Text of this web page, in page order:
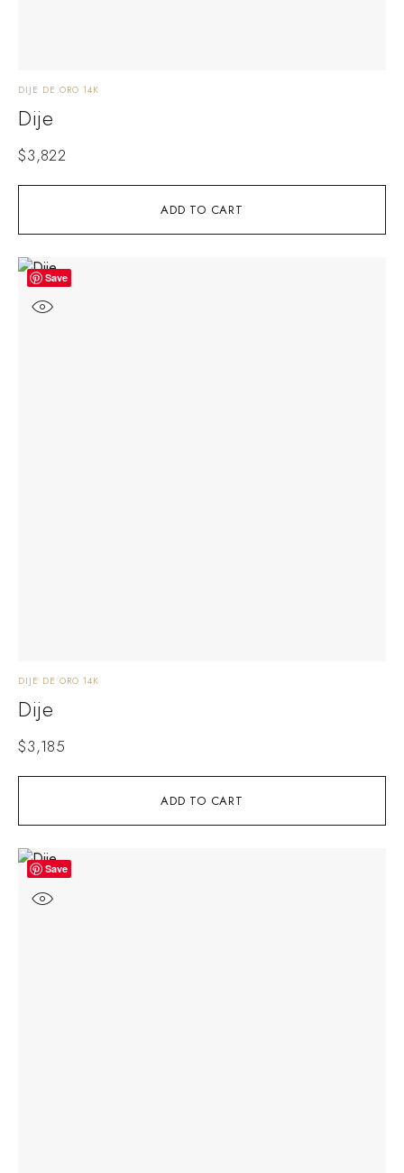
ADD TO CART
DIJE DE ORO 14K
Dije
$3,822
Save
ADD TO CART
DIJE DE ORO 14K
Dije
$3,185
Save